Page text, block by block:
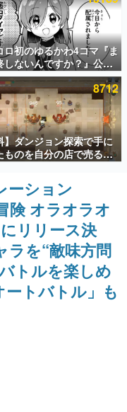
に製作時のエピソードをお
ム）とは何か？を探ってい
『赫本』は、〈試験問題〉
。
を担う若きクリエイター達
熱を探っていきます。
家さんに取材し、ゲームが
ャーに与えた影響を探る企
史
る主要なトピック・タイト
インタビューや識者による
望できる決定版！
ロ初のゆるかわ4コマ『ま
しないんですか？』公開
ト。主人公は新入社員の
イヤ、ゲーム会社を舞台
ブルへ対応する社員たち
8712
】ダンジョン探索で手に
ものを自分の店で売るゲ
Moonlighter』がSteam
2』の9月2日正
ースを記念したキャンペ
ーション
険 オラオラオ
リリース決
ラを“敵味方問
トルを楽しめ
トバトル」も